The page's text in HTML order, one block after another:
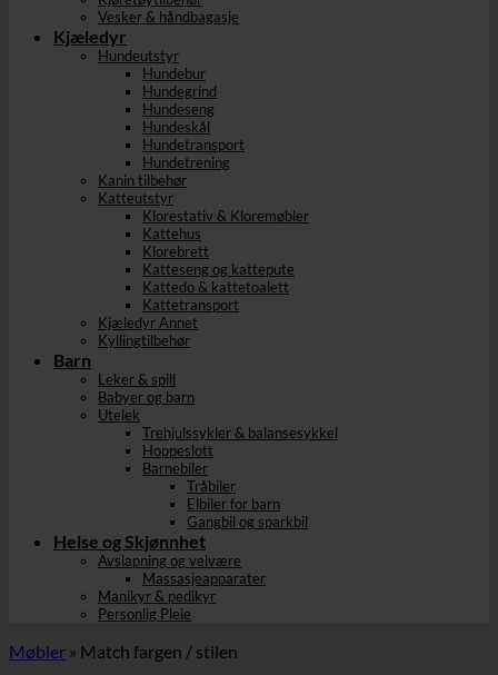
Vesker & håndbagasje
Kjæledyr
Hundeutstyr
Hundebur
Hundegrind
Hundeseng
Hundeskål
Hundetransport
Hundetrening
Kanin tilbehør
Katteutstyr
Klorestativ & Kloremøbler
Kattehus
Klorebrett
Katteseng og kattepute
Kattedo & kattetoalett
Kattetransport
Kjæledyr Annet
Kyllingtilbehør
Barn
Leker & spill
Babyer og barn
Utelek
Trehjulssykler & balansesykkel
Hoppeslott
Barnebiler
Tråbiler
Elbiler for barn
Gangbil og sparkbil
Helse og Skjønnhet
Avslapning og velvære
Massasjeapparater
Manikyr & pedikyr
Personlig Pleie
Møbler » Match fargen / stilen